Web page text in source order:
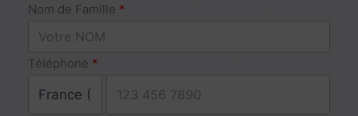
Nom de Famille
Téléphone